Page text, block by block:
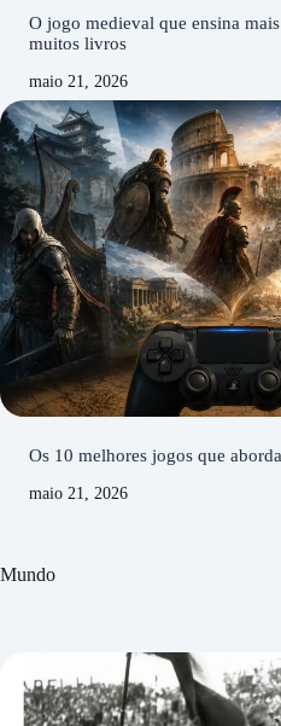
O jogo medieval que ensina
muitos livros
maio 21, 2026
Os 10 melhores jogos que
maio 21, 2026
Mundo